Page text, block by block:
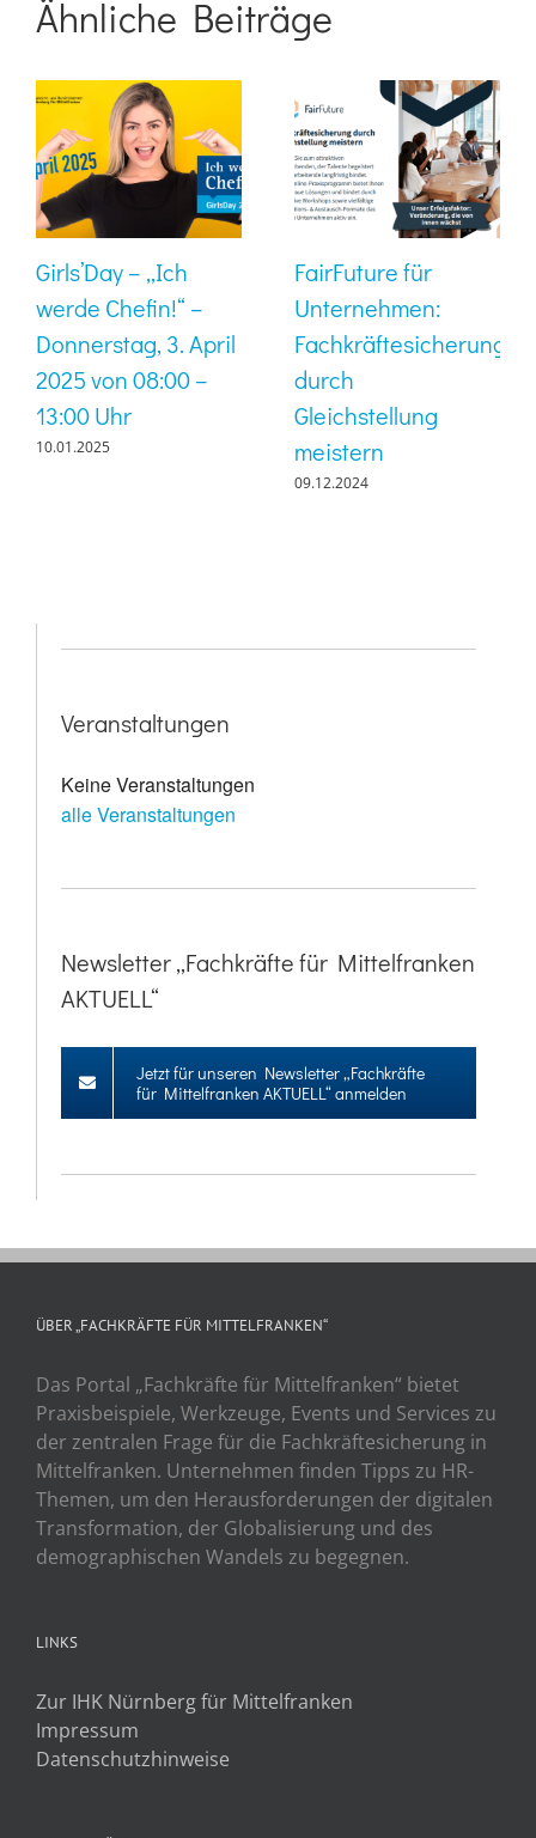
Ähnliche Beiträge
Girls’Day – „Ich
werde Chefin!“ –
Donnerstag, 3. April
2025 von 08:00 –
13:00 Uhr
10.01.2025
FairFuture für
Unternehmen:
Fachkräftesicherung
durch
Gleichstellung
meistern
09.12.2024
Veranstaltungen
Keine Veranstaltungen
alle Veranstaltungen
Newsletter „Fachkräfte für Mittelfranken
AKTUELL“
Jetzt für unseren Newsletter „Fachkräfte
für Mittelfranken AKTUELL“ anmelden
ÜBER „FACHKRÄFTE FÜR MITTELFRANKEN“
Das Portal „Fachkräfte für Mittelfranken“ bietet
Praxisbeispiele, Werkzeuge, Events und Services zu
der zentralen Frage für die Fachkräftesicherung in
Mittelfranken. Unternehmen finden Tipps zu HR-
Themen, um den Herausforderungen der digitalen
Transformation, der Globalisierung und des
demographischen Wandels zu begegnen.
LINKS
Zur IHK Nürnberg für Mittelfranken
Impressum
Datenschutzhinweise